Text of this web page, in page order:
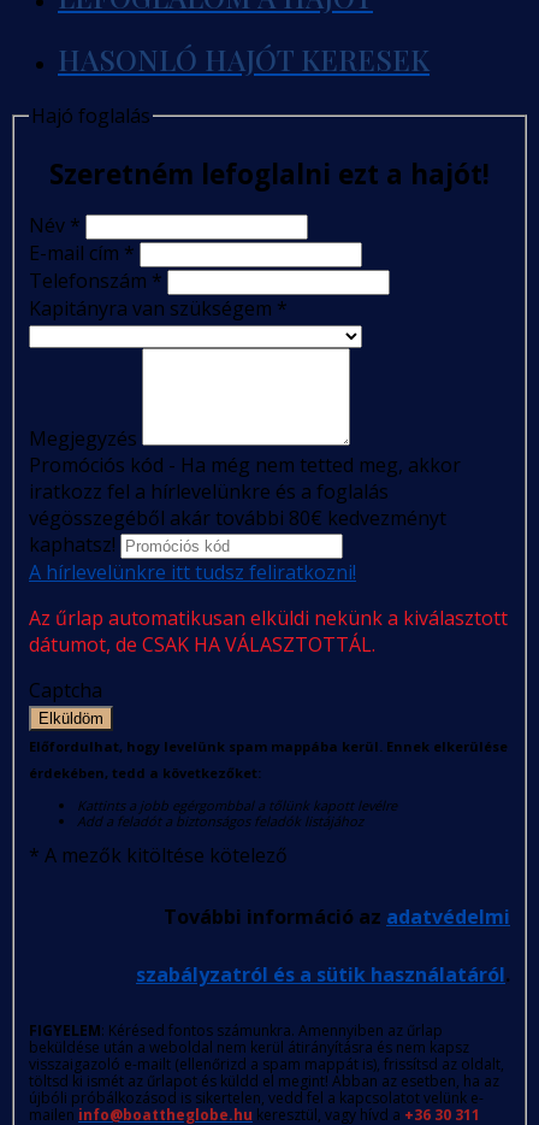
HASONLÓ HAJÓT KERESEK
Hajó foglalás
Szeretném lefoglalni ezt a hajót!
Név *
E-mail cím *
Telefonszám *
Kapitányra van szükségem *
Megjegyzés
Promóciós kód - Ha még nem tetted meg, akkor
iratkozz fel a hírlevelünkre és a foglalás
végösszegéből akár további 80€ kedvezményt
kaphatsz!
A hírlevelünkre itt tudsz feliratkozni!
Az űrlap automatikusan elküldi nekünk a kiválasztott
dátumot, de CSAK HA VÁLASZTOTTÁL.
Captcha
Elküldöm
Előfordulhat, hogy levelünk spam mappába kerül. Ennek elkerülése
érdekében, tedd a következőket:
Kattints a jobb egérgombbal a tőlünk kapott levélre
Add a feladót a biztonságos feladók listájához
* A mezők kitöltése kötelező
További információ az adatvédelmi
szabályzatról és a sütik használatáról.
FIGYELEM: Kérésed fontos számunkra. Amennyiben az űrlap
beküldése után a weboldal nem kerül átirányításra és nem kapsz
visszaigazoló e-mailt (ellenőrizd a spam mappát is), frissítsd az oldalt,
töltsd ki ismét az űrlapot és küldd el megint! Abban az esetben, ha az
újbóli próbálkozásod is sikertelen, vedd fel a kapcsolatot velünk e-
mailen info@boattheglobe.hu keresztül, vagy hívd a +36 30 311